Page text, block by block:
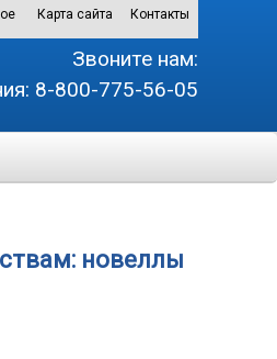
Карта сайта Контакты
Звоните нам:
8-800-775-56-05
новеллы